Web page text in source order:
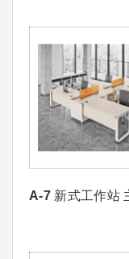
A-7 新式工作站 主管桌/